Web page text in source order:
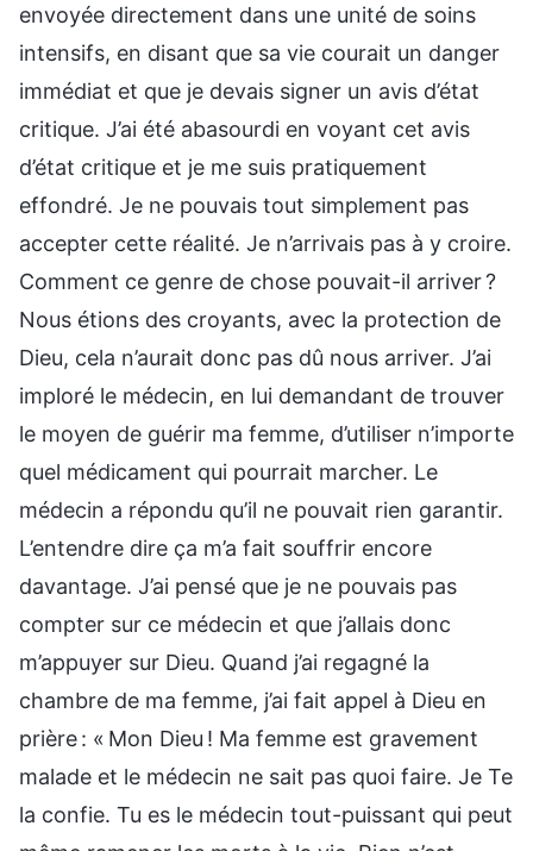
envoyée directement dans une unité de soins
intensifs, en disant que sa vie courait un danger
immédiat et que je devais signer un avis d’état
critique. J’ai été abasourdi en voyant cet avis
d’état critique et je me suis pratiquement
effondré. Je ne pouvais tout simplement pas
accepter cette réalité. Je n’arrivais pas à y croire.
Comment ce genre de chose pouvait-il arriver ?
Nous étions des croyants, avec la protection de
Dieu, cela n’aurait donc pas dû nous arriver. J’ai
imploré le médecin, en lui demandant de trouver
le moyen de guérir ma femme, d’utiliser n’importe
quel médicament qui pourrait marcher. Le
médecin a répondu qu’il ne pouvait rien garantir.
L’entendre dire ça m’a fait souffrir encore
davantage. J’ai pensé que je ne pouvais pas
compter sur ce médecin et que j’allais donc
m’appuyer sur Dieu. Quand j’ai regagné la
chambre de ma femme, j’ai fait appel à Dieu en
prière : « Mon Dieu ! Ma femme est gravement
malade et le médecin ne sait pas quoi faire. Je Te
la confie. Tu es le médecin tout-puissant qui peut